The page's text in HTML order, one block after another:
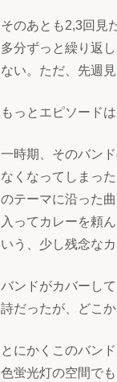
そのあとも2,3回見
多分ずっと繰り返
ない。ただ、先週
もっとエピソードは
一時期、そのバン
なくなってしまっ
のテーマに沿った
入ってカレーを頼
いう、少し残念な
バンドがカバーし
詩だったが、どこ
とにかくこのバン
色蛍光灯の空間で